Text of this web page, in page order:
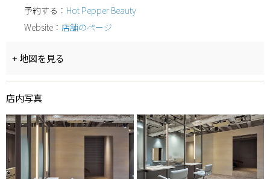
予約する： Hot Pepper Beauty
Website： 店舗のページ
+ 地図を見る
店内写真